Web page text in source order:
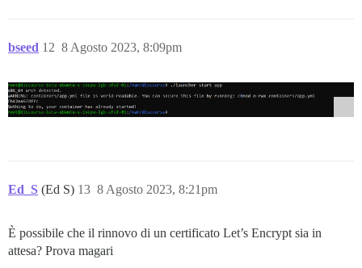
bseed 8 Agosto 2023, 8:09pm
12
Ed_S (Ed S) 8 Agosto 2023, 8:21pm
13
È possibile che il rinnovo di un certificato Let’s Encrypt sia in
attesa? Prova magari